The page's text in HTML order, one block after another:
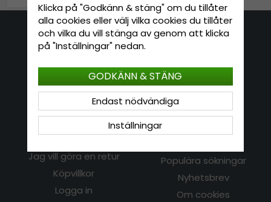
Kontakta oss
E-mail: info@hatshop.se
Tel: 031-320 22 00
Kundservice
Jag vill göra en retur
Köpvillkor
Logga in
Information
Populära sökningar
Nyhetsbrev
Om cookies
Klicka på "Godkänn & stäng" om du tillåter
alla cookies eller välj vilka cookies du tillåter
och vilka du vill stänga av genom att klicka
på "Inställningar" nedan.
Inställningar
Endast nödvändiga
GODKÄNN & STÄNG